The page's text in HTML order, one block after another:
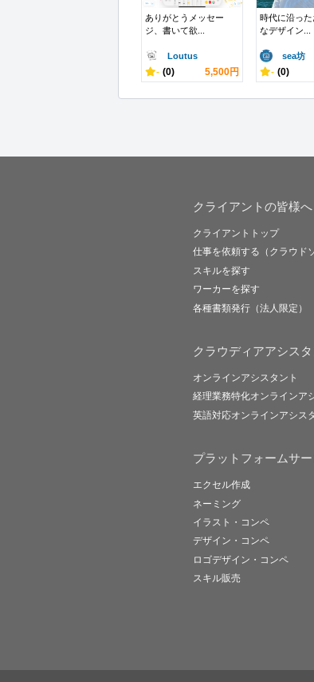
ありがとうメッセー
ジ、書いて欲...
Loutus
- (0) 5,500円
時代に沿っ
なデザイン...
sea坊
- (0)
クライアントの皆様へ
クライアントトップ
仕事を依頼する（クラウド
スキルを探す
ワーカーを探す
各種書類発行（法人限定）
クラウディアアシスタ
オンラインアシスタント
経理業務特化オンラインア
英語対応オンラインアシス
プラットフォームサー
エクセル作成
ネーミング
イラスト・コンペ
デザイン・コンペ
ロゴデザイン・コンペ
スキル販売